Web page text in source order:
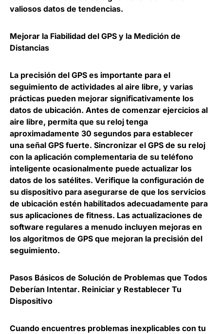
valiosos datos de tendencias.
Mejorar la Fiabilidad del GPS y la Medición de
Distancias
La precisión del GPS es importante para el
seguimiento de actividades al aire libre, y varias
prácticas pueden mejorar significativamente los
datos de ubicación. Antes de comenzar ejercicios al
aire libre, permita que su reloj tenga
aproximadamente 30 segundos para establecer
una señal GPS fuerte. Sincronizar el GPS de su reloj
con la aplicación complementaria de su teléfono
inteligente ocasionalmente puede actualizar los
datos de los satélites. Verifique la configuración de
su dispositivo para asegurarse de que los servicios
de ubicación estén habilitados adecuadamente para
sus aplicaciones de fitness. Las actualizaciones de
software regulares a menudo incluyen mejoras en
los algoritmos de GPS que mejoran la precisión del
seguimiento.
Pasos Básicos de Solución de Problemas que Todos
Deberían Intentar. Reiniciar y Restablecer Tu
Dispositivo
Cuando encuentres problemas inexplicables con tu